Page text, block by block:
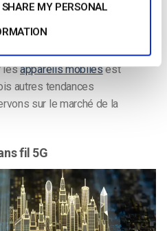
MY PERSONAL
observées. Dans l’ensemble,
à une croissance rapide et
lesappareils mobilesest
autres tendances
sur le marché de la
fil 5G